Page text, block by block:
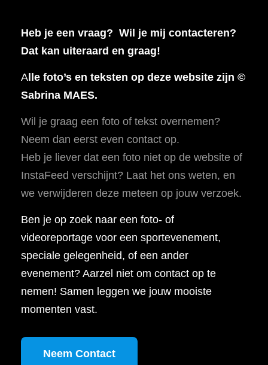
Heb je een vraag? Wil je mij contacteren?
Dat kan uiteraard en graag!
Alle foto’s en teksten op deze website zijn ©
Sabrina MAES.
Wil je graag een foto of tekst overnemen?
Neem dan eerst even contact op.
Heb je liever dat een foto niet op de website of
InstaFeed verschijnt? Laat het ons weten, en
we verwijderen deze meteen op jouw verzoek.
Ben je op zoek naar een foto- of
videoreportage voor een sportevenement,
speciale gelegenheid, of een ander
evenement? Aarzel niet om contact op te
nemen! Samen leggen we jouw mooiste
momenten vast.
Neem Contact